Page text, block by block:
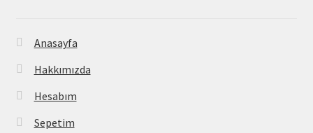
Anasayfa
Hakkımızda
Hesabım
Sepetim